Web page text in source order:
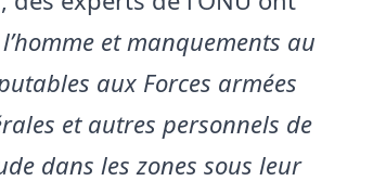
et manquements au
aux Forces armées
et autres personnels de
dans les zones sous leur